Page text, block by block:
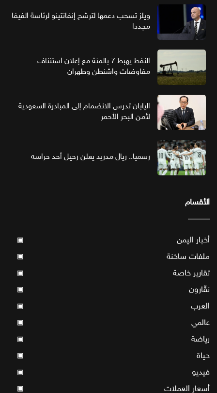
ويلز تسحب دعمها لترشح إنفانتينو لرئاسة الفيفا
مجددا
النفط يهبط 7 بالمئة مع إعلان استئناف
مفاوضات واشنطن وطهران
اليابان تدرس الانضمام إلى المبادرة السعودية
لأمن البحر الأحمر
رسميا.. ريال مدريد يعلن رحيل أحد حراسه
الأقسام
أخبار اليمن ▣
ملفات ساخنة ▣
تقارير خاصة ▣
نقّارون ▣
العرب ▣
عالمي ▣
رياضة ▣
حياة ▣
فيديو ▣
أسعار العملات ▣